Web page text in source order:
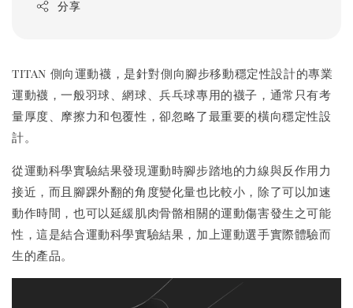
分享
titan 側向運動襪，是針對側向腳步移動穩定性設計的專業
運動襪，一般羽球、網球、兵乓球專用的襪子，通常只有考
量厚度、摩擦力和包覆性，卻忽略了最重要的橫向穩定性設
計。
從運動科學實驗結果發現運動時腳步踏地的力線與反作用力
接近，而且腳踝外翻的角度變化量也比較小，除了可以加速
動作時間，也可以延緩肌肉骨骼相關的運動傷害發生之可能
性，這是結合運動科學實驗結果，加上運動選手實際體驗而
生的產品。